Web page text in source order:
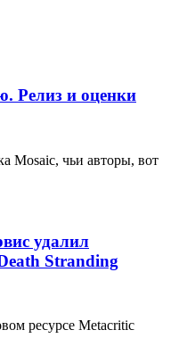
Релиз и оценки
Mosaic, чьи авторы, вот
удалил
Stranding
ресурсе Metacritic